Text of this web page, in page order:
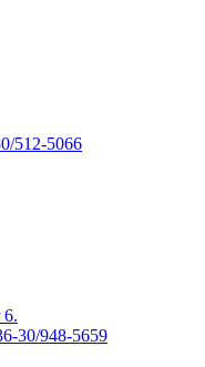
512-5066
6.
30/948-5659